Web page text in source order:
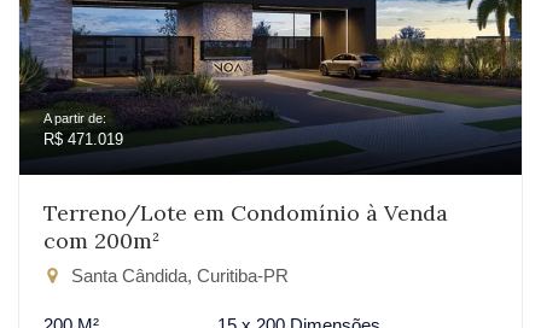
A partir de:
R$ 471.019
Terreno/Lote em Condomínio à Venda
com 200m²
Santa Cândida, Curitiba-PR